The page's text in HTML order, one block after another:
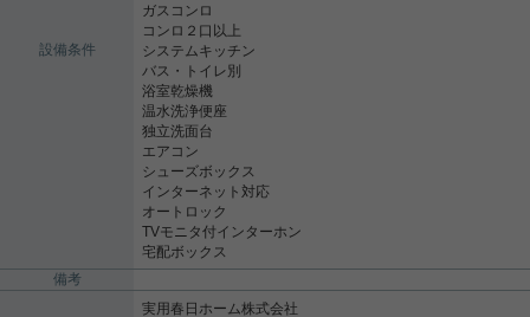
設備条件
ガスコンロ
コンロ２口以上
システムキッチン
バス・トイレ別
浴室乾燥機
温水洗浄便座
独立洗面台
エアコン
シューズボックス
インターネット対応
オートロック
TVモニタ付インターホン
宅配ボックス
備考
実用春日ホーム株式会社